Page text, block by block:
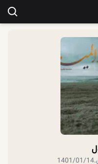
.
1401/01/14